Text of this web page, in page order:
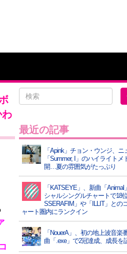
最近の記事
「Apink」チョン・ウンジ、
「Summer, I」のハイライトメ
開…夏の雰囲気がたっぷり
「KATSEYE」、新曲「
シャルシングルチャートで18
SSERAFIM」や「ILLIT」との
ャート圏内にランクイン
「NouerA」、初の地上波音
曲「.exe」で2冠達成、成長を